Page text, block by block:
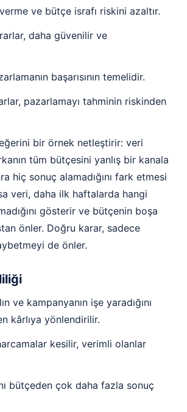
ve bütçe israfı riskini azaltır.
daha güvenilir ve
başarısının temelidir.
pazarlamayı tahminin riskinden
bir örnek netleştirir: veri
tüm bütçesini yanlış bir kanala
hiç sonuç alamadığını fark etmesi
veri, daha ilk haftalarda hangi
gösterir ve bütçenin boşa
önler. Doğru karar, sadece
de önler.
ve kampanyanın işe yaradığını
kârlıya yönlendirilir.
kesilir, verimli olanlar
bütçeden çok daha fazla sonuç